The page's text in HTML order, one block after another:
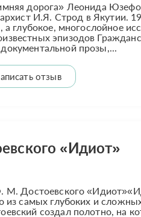
дорога» Леонида
И.Я. Строд в Якутии.
а глубокое, многослойное
эпизодов
прозы,...
отзыв
«Идиот»
М. Достоевского
из самых глубоких и
создал полотно, на